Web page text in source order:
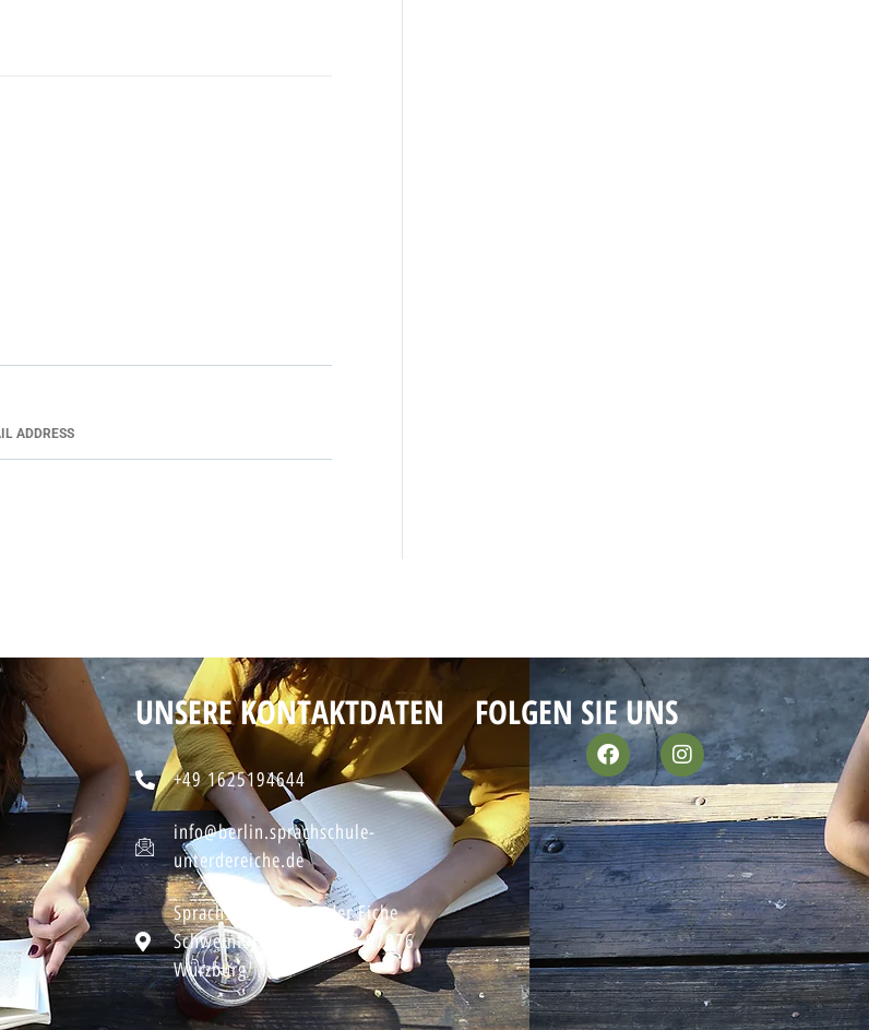
UNSERE KONTAKTDATEN
+49 1625194644
info@berlin.sprachschule-
unterdereiche.de
Sprachschule Unter der Eiche
Schweinfurter Straße 28 97076
Würzburg
FOLGEN SIE UNS